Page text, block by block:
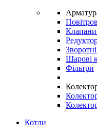
Клапани
Шарові
Фільтри
Котли